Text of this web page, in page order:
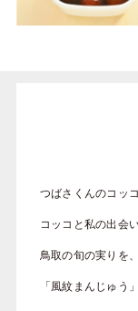
つばさくんのコッ
コッコと私の出会
鳥取の旬の実りを
「風紋まんじゅう